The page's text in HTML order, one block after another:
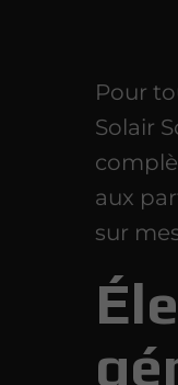
Pour
Solair
aux
sur